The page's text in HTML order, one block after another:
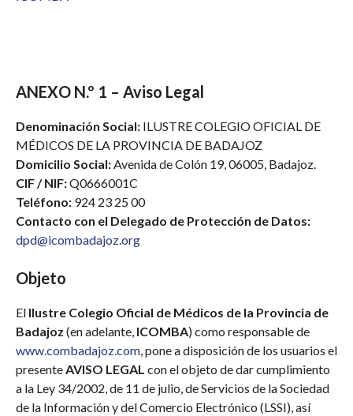
ANEXO N.º 1 – Aviso Legal
Denominación Social: ILUSTRE COLEGIO OFICIAL DE
MÉDICOS DE LA PROVINCIA DE BADAJOZ
Domicilio Social:Avenida de Colón 19, 06005, Badajoz.
CIF / NIF:Q0666001C
Teléfono: 924 23 25 00
Contacto con el Delegado de Protección de Datos:
dpd@icombadajoz.org
Objeto
El Ilustre Colegio Oficial de Médicos de la Provincia de
Badajoz (en adelante, ICOMBA) como responsable de
www.combadajoz.com, pone a disposición de los usuarios el
presenteAVISO LEGAL con el objeto de dar cumplimiento
a la Ley 34/2002, de 11 de julio, de Servicios de la Sociedad
de la Información y del Comercio Electrónico (LSSI), así